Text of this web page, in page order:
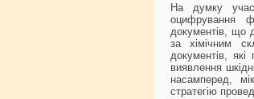
На думку
оцифрування
документів, що
за хімічним
документів,
виявлення
насамперед,
стратегію